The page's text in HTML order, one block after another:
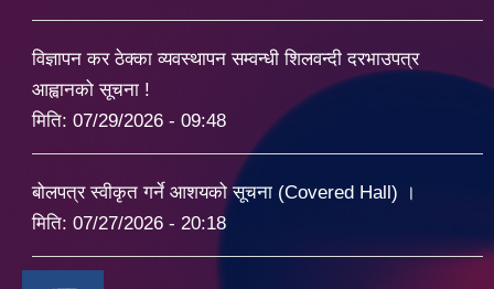
विज्ञापन कर ठेक्का व्यवस्थापन सम्वन्धी शिलवन्दी दरभाउपत्र
आह्वानको सूचना !
मिति: 07/29/2026 - 09:48
बोलपत्र स्वीकृत गर्ने आशयको सूचना (Covered Hall) ।
मिति: 07/27/2026 - 20:18